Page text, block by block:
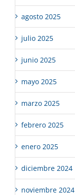
agosto 2025
julio 2025
junio 2025
mayo 2025
marzo 2025
febrero 2025
enero 2025
diciembre 2024
noviembre 2024